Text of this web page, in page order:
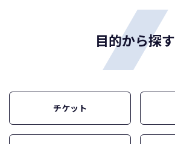
目的から探す
チケット